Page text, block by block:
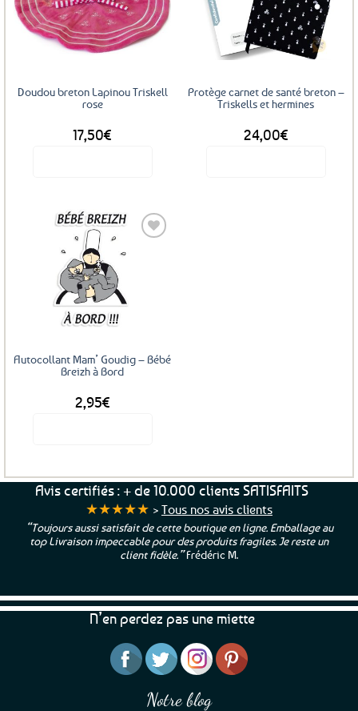
Ajouter
aux
favoris
Doudou breton Lapinou Triskell
rose
17,50€
Ajouter
aux
favoris
Protège carnet de santé breton –
Triskells et hermines
24,00€
Autocollant Mam’ Goudig – Bébé
Breizh à Bord
2,95€
Avis certifiés : + de 10.000 clients SATISFAITS
★★★★★ > Tous nos avis clients
“Toujours aussi satisfait de cette boutique en ligne. Emballage au
top Livraison impeccable pour des produits fragiles. Je reste un
client fidèle.”Frédéric M.
N’en perdez pas une miette
Notre blog